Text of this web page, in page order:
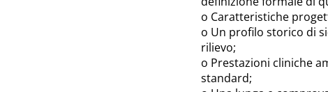
o Caratteristiche
o Un profilo storico di
rilievo;
o Prestazioni cliniche
standard;